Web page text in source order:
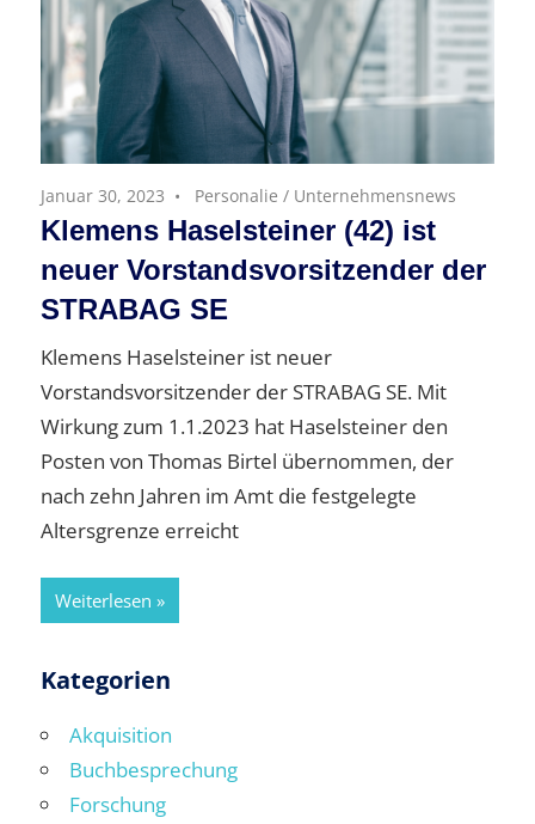
Januar 30, 2023 Personalie / Unternehmensnews
Klemens Haselsteiner (42) ist
neuer Vorstandsvorsitzender der
STRABAG SE
Klemens Haselsteiner ist neuer
Vorstandsvorsitzender der STRABAG SE. Mit
Wirkung zum 1.1.2023 hat Haselsteiner den
Posten von Thomas Birtel übernommen, der
nach zehn Jahren im Amt die festgelegte
Altersgrenze erreicht
Weiterlesen
Kategorien
Akquisition
Buchbesprechung
Forschung